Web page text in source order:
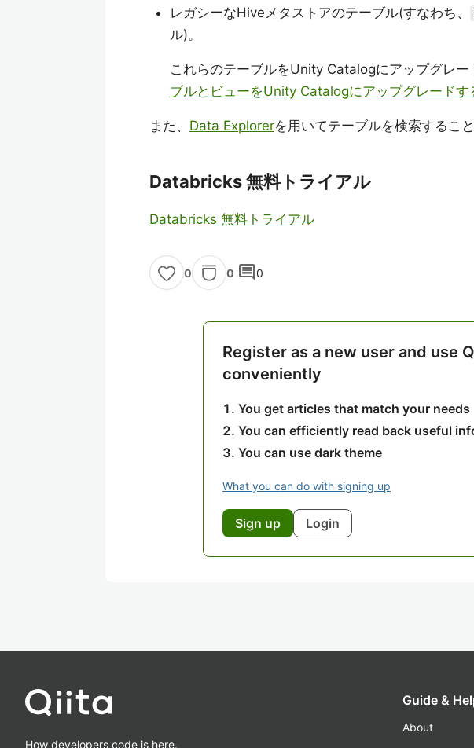
レガシーなHiveメタストアのテーブル(すなわち、
ル)。
これらのテーブルをUnity Catalogにアップグレー
ブルとビューをUnity Catalogにアップグレードす
また、 Data Explorerを用いてテーブルを検索すること
Databricks 無料トライアル
Databricks 無料トライアル
0 0 comment0
Register as a new user and use
conveniently
You get articles that match your needs
You can efficiently read back useful
You can use dark theme
What you can do with signing up
Sign up Login
How developers code is here.
Guide &
About